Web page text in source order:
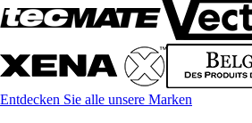
Entdecken Sie alle unsere Marken